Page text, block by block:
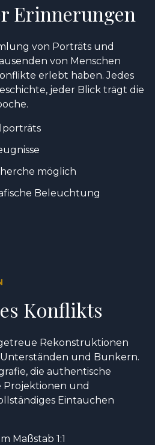
Erinnerungen
von Porträts und
von Menschen
erlebt haben. Jedes
jeder Blick trägt die
möglich
Beleuchtung
Konflikts
Rekonstruktionen
und Bunkern.
die authentische
und
Eintauchen
Maßstab 1:1